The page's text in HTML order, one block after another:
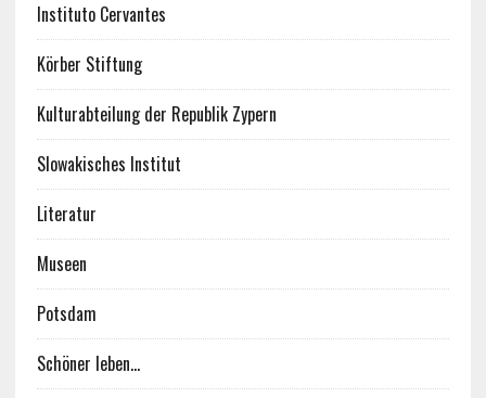
Instituto Cervantes
Körber Stiftung
Kulturabteilung der Republik Zypern
Slowakisches Institut
Literatur
Museen
Potsdam
Schöner leben…